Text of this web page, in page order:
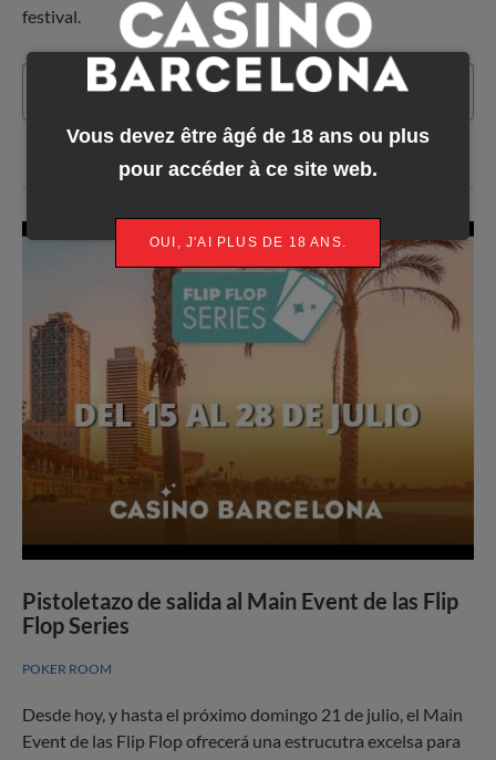
festival.
En savoir plus
Pistoletazo de salida al Main Event de las Flip
Flop Series
POKER ROOM
Desde hoy, y hasta el próximo domingo 21 de julio, el Main
Event de las Flip Flop ofrecerá una estrucutra excelsa para
Vous devez être âgé de 18 ans ou plus
pour accéder à ce site web.
OUI, J'AI PLUS DE 18 ANS.